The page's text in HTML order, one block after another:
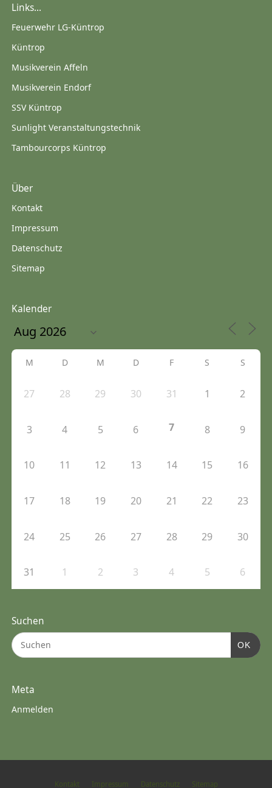
Links...
Feuerwehr LG-Küntrop
Küntrop
Musikverein Affeln
Musikverein Endorf
SSV Küntrop
Sunlight Veranstaltungstechnik
Tambourcorps Küntrop
Über
Kontakt
Impressum
Datenschutz
Sitemap
Kalender
M D M D F S S
27 28 29 30 31 1 2
3 4 5 6 7 8 9
10 11 12 13 14 15 16
17 18 19 20 21 22 23
24 25 26 27 28 29 30
31 1 2 3 4 5 6
Suchen
OK
Meta
Anmelden
Kontakt Impressum Datenschutz Sitemap